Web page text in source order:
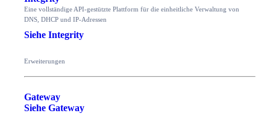
Eine vollständige API-gestützte Plattform für die einheitliche Verwaltung von
DNS, DHCP und IP-Adressen
Siehe Integrity
Erweiterungen
Gateway
Siehe Gateway